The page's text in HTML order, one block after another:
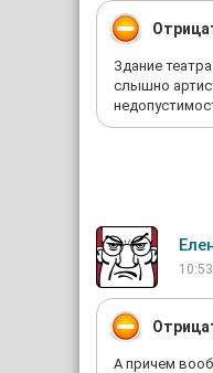
Здание
слышно
А причем